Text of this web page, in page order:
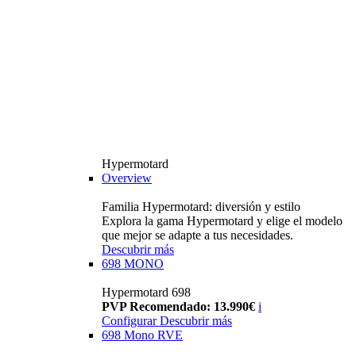
Hypermotard
Overview
Familia Hypermotard: diversión y estilo
Explora la gama Hypermotard y elige el modelo
que mejor se adapte a tus necesidades.
Descubrir más
698 MONO
Hypermotard 698
PVP Recomendado: 13.990€ i
ConfigurarDescubrir más
698 Mono RVE